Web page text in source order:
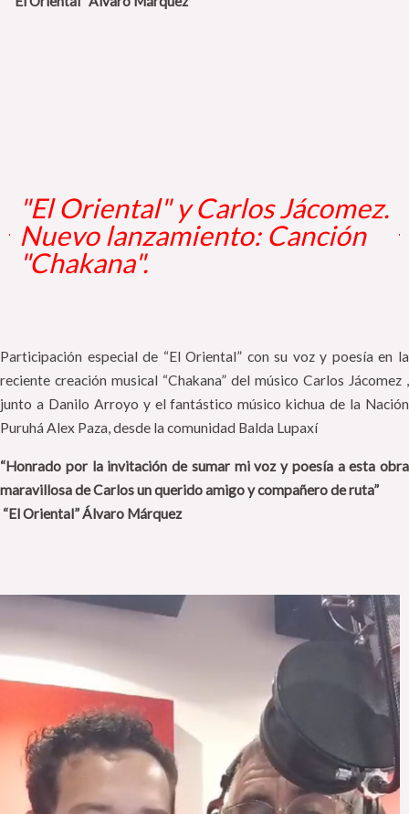
"El Oriental" y Carlos Jácomez.
Nuevo lanzamiento: Canción
"Chakana".
Participación especial de “El Oriental” con su voz y poesía en la
reciente creación musical “Chakana” del músico Carlos Jácomez ,
junto a Danilo Arroyo y el fantástico músico kichua de la Nación
Puruhá Alex Paza, desde la comunidad Balda Lupaxí
“Honrado por la invitación de sumar mi voz y poesía a esta obra
maravillosa de Carlos un querido amigo y compañero de ruta”
“El Oriental” Álvaro Márquez